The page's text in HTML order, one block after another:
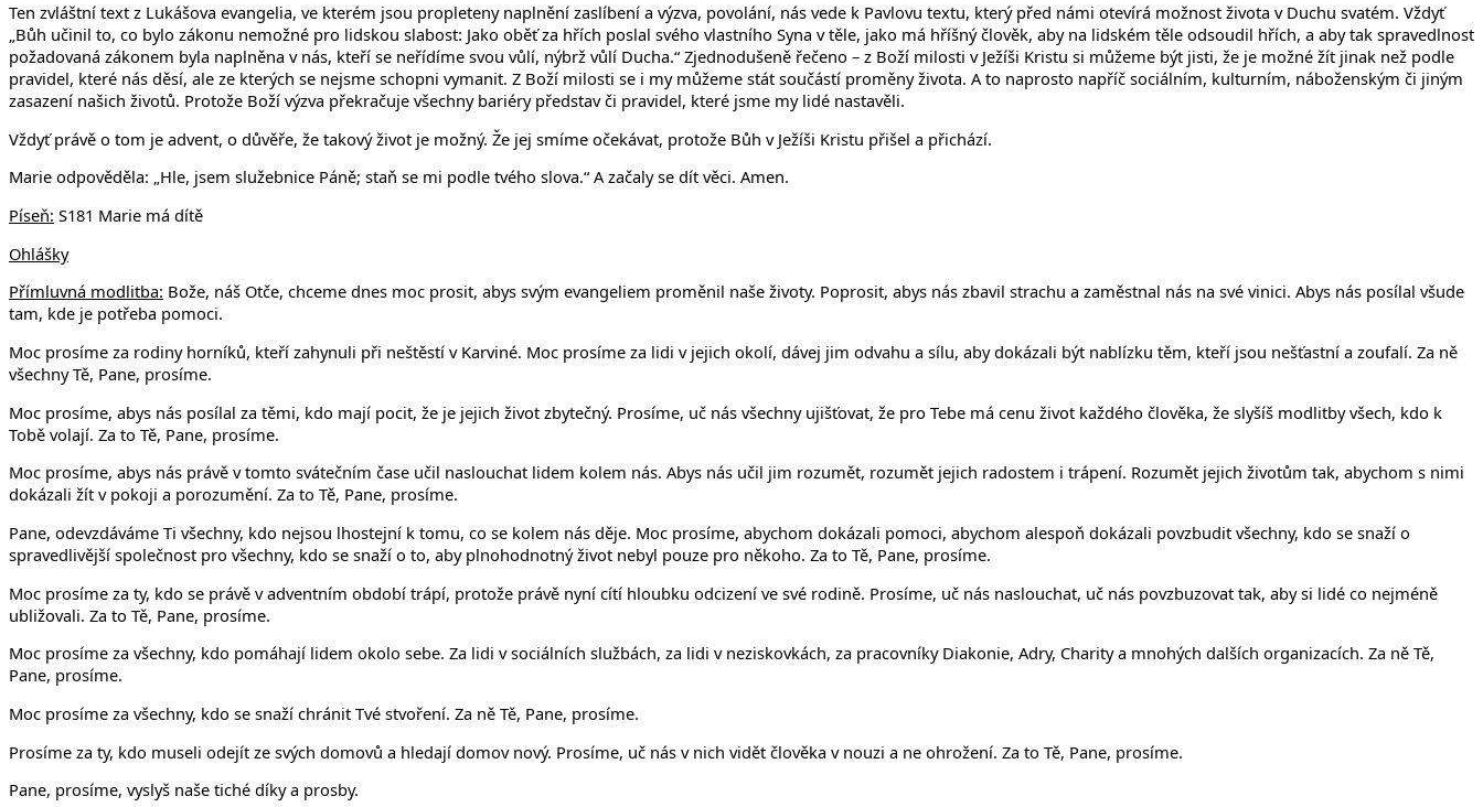
Ten zvláštní text z Lukášova evangelia, ve kterém jsou propleteny naplnění zaslíbení a výzva, povolání, nás vede k Pavlovu textu, který před námi otevírá možnost života v Duchu svatém. Vždyť
„Bůh učinil to, co bylo zákonu nemožné pro lidskou slabost: Jako oběť za hřích poslal svého vlastního Syna v těle, jako má hříšný člověk, aby na lidském těle odsoudil hřích, a aby tak spravedlnost
požadovaná zákonem byla naplněna v nás, kteří se neřídíme svou vůlí, nýbrž vůlí Ducha.“ Zjednodušeně řečeno – z Boží milosti v Ježíši Kristu si můžeme být jisti, že je možné žít jinak než podle
pravidel, které nás děsí, ale ze kterých se nejsme schopni vymanit. Z Boží milosti se i my můžeme stát součástí proměny života. A to naprosto napříč sociálním, kulturním, náboženským či jiným
zasazení našich životů. Protože Boží výzva překračuje všechny bariéry představ či pravidel, které jsme my lidé nastavěli.
Vždyť právě o tom je advent, o důvěře, že takový život je možný. Že jej smíme očekávat, protože Bůh v Ježíši Kristu přišel a přichází.
Marie odpověděla: „Hle, jsem služebnice Páně; staň se mi podle tvého slova.“ A začaly se dít věci. Amen.
Píseň: S181 Marie má dítě
Ohlášky
Přímluvná modlitba: Bože, náš Otče, chceme dnes moc prosit, abys svým evangeliem proměnil naše životy. Poprosit, abys nás zbavil strachu a zaměstnal nás na své vinici. Abys nás posílal všude
tam, kde je potřeba pomoci.
Moc prosíme za rodiny horníků, kteří zahynuli při neštěstí v Karviné. Moc prosíme za lidi v jejich okolí, dávej jim odvahu a sílu, aby dokázali být nablízku těm, kteří jsou nešťastní a zoufalí. Za ně
všechny Tě, Pane, prosíme.
Moc prosíme, abys nás posílal za těmi, kdo mají pocit, že je jejich život zbytečný. Prosíme, uč nás všechny ujišťovat, že pro Tebe má cenu život každého člověka, že slyšíš modlitby všech, kdo k
Tobě volají. Za to Tě, Pane, prosíme.
Moc prosíme, abys nás právě v tomto svátečním čase učil naslouchat lidem kolem nás. Abys nás učil jim rozumět, rozumět jejich radostem i trápení. Rozumět jejich životům tak, abychom s nimi
dokázali žít v pokoji a porozumění. Za to Tě, Pane, prosíme.
Pane, odevzdáváme Ti všechny, kdo nejsou lhostejní k tomu, co se kolem nás děje. Moc prosíme, abychom dokázali pomoci, abychom alespoň dokázali povzbudit všechny, kdo se snaží o
spravedlivější společnost pro všechny, kdo se snaží o to, aby plnohodnotný život nebyl pouze pro někoho. Za to Tě, Pane, prosíme.
Moc prosíme za ty, kdo se právě v adventním období trápí, protože právě nyní cítí hloubku odcizení ve své rodině. Prosíme, uč nás naslouchat, uč nás povzbuzovat tak, aby si lidé co nejméně
ubližovali. Za to Tě, Pane, prosíme.
Moc prosíme za všechny, kdo pomáhají lidem okolo sebe. Za lidi v sociálních službách, za lidi v neziskovkách, za pracovníky Diakonie, Adry, Charity a mnohých dalších organizacích. Za ně Tě,
Pane, prosíme.
Moc prosíme za všechny, kdo se snaží chránit Tvé stvoření. Za ně Tě, Pane, prosíme.
Prosíme za ty, kdo museli odejít ze svých domovů a hledají domov nový. Prosíme, uč nás v nich vidět člověka v nouzi a ne ohrožení. Za to Tě, Pane, prosíme.
Pane, prosíme, vyslyš naše tiché díky a prosby.